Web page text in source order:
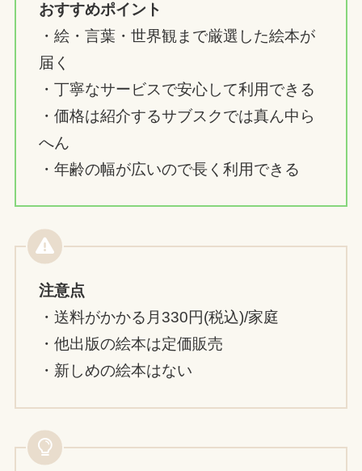
おすすめポイント
・絵・言葉・世界観まで厳選した絵本が
届く
・丁寧なサービスで安心して利用できる
・価格は紹介するサブスクでは真ん中ら
へん
・年齢の幅が広いので長く利用できる
注意点
・送料がかかる月330円(税込)/家庭
・他出版の絵本は定価販売
・新しめの絵本はない